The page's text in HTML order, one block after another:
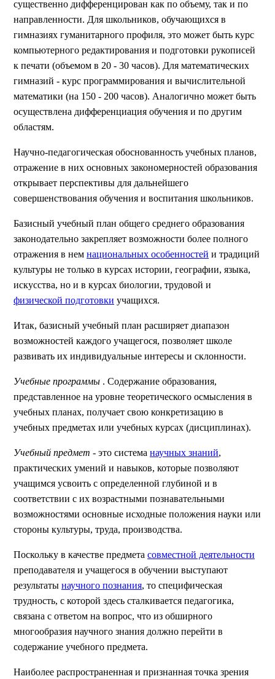
существенно дифференцирован как по объему, так и по
направленности. Для школьников, обучающихся в
гимназиях гуманитарного профиля, это может быть курс
компьютерного редактирования и подготовки рукописей
к печати (объемом в 20 - 30 часов). Для математических
гимназий - курс программирования и вычислительной
математики (на 150 - 200 часов). Аналогично может быть
осуществлена дифференциация обучения и по другим
областям.
Научно-педагогическая обоснованность учебных планов,
отражение в них основных закономерностей образования
открывает перспективы для дальнейшего
совершенствования обучения и воспитания школьников.
Базисный учебный план общего среднего образования
законодательно закрепляет возможности более полного
отражения в нем национальных особенностей и традиций
культуры не только в курсах истории, географии, языка,
искусства, но и в курсах биологии, трудовой и
физической подготовки учащихся.
Итак, базисный учебный план расширяет диапазон
возможностей каждого учащегося, позволяет школе
развивать их индивидуальные интересы и склонности.
Учебные программы . Содержание образования,
представленное на уровне теоретического осмысления в
учебных планах, получает свою конкретизацию в
учебных предметах или учебных курсах (дисциплинах).
Учебный предмет - это система научных знаний,
практических умений и навыков, которые позволяют
учащимся усвоить с определенной глубиной и в
соответствии с их возрастными познавательными
возможностями основные исходные положения науки или
стороны культуры, труда, производства.
Поскольку в качестве предмета совместной деятельности
преподавателя и учащегося в обучении выступают
результаты научного познания, то специфическая
трудность, с которой здесь сталкивается педагогика,
связана с ответом на вопрос, что из обширного
многообразия научного знания должно перейти в
содержание учебного предмета.
Наиболее распространенная и признанная точка зрения